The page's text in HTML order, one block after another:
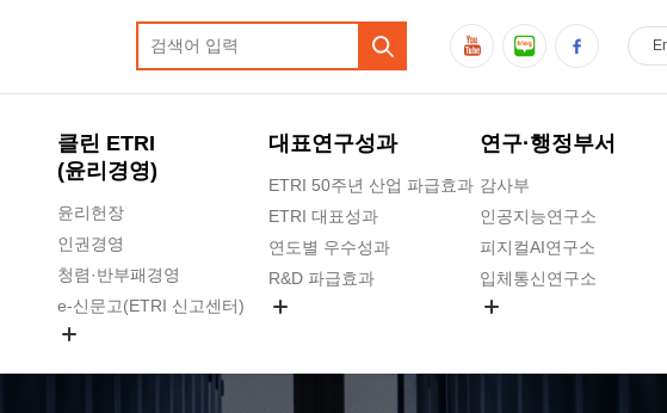
클린 ETRI
(윤리경영)
윤리헌장
인권경영
청렴·반부패경영
e-신문고(ETRI 신고센터)
대표연구성과
ETRI 50주년 산업 파급효과
ETRI 대표성과
연도별 우수성과
R&D 파급효과
연구·행정부서
감사부
인공지능연구소
피지컬AI연구소
입체통신연구소